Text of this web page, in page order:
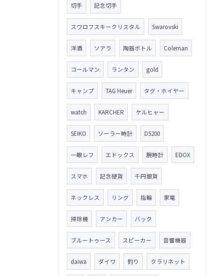
切手 記念切手
スワロフスキークリスタル Swarovski
洋酒 ソアラ 陶器ボトル Coleman
コールマン ランタン gold
キャンプ TAG Heuer タグ・ホイヤー
watch KARCHER ケルヒャー
SEIKO ソーラー時計 D5200
一眼レフ エドックス 腕時計 EDOX
スマホ 記念硬貨 千円銀貨
ネックレス リング 指輪 家電
掃除機 アンカー バック
ブルートゥース スピーカー 音響機器
daiwa ダイワ 釣り クラリネット